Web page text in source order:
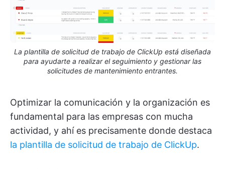
La plantilla de solicitud de trabajo de ClickUp está diseñada
para ayudarte a realizar el seguimiento y gestionar las
solicitudes de mantenimiento entrantes.
Optimizar la comunicación y la organización es
fundamental para las empresas con mucha
actividad, y ahí es precisamente donde destaca
la plantilla de solicitud de trabajo de ClickUp.